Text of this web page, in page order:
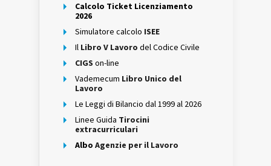
Calcolo Ticket Licenziamento
2026
Simulatore calcolo ISEE
Il Libro V Lavoro del Codice Civile
CIGS on-line
Vademecum Libro Unico del
Lavoro
Le Leggi di Bilancio dal 1999 al 2026
Linee Guida Tirocini
extracurriculari
Albo Agenzie per il Lavoro